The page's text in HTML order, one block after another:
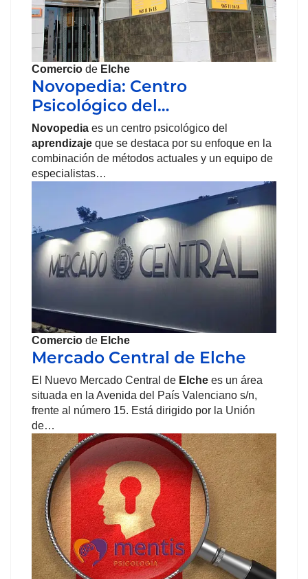
Comercio de Elche
Novopedia: Centro
Psicológico del…
Novopedia es un centro psicológico del
aprendizaje que se destaca por su enfoque en la
combinación de métodos actuales y un equipo de
especialistas…
Comercio de Elche
Mercado Central de Elche
El Nuevo Mercado Central de Elche es un área
situada en la Avenida del País Valenciano s/n,
frente al número 15. Está dirigido por la Unión
de…